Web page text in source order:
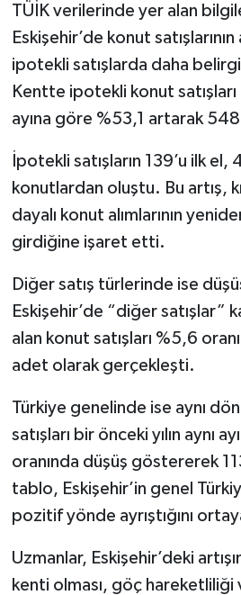
TÜİK verilerinde yer alan
Eskişehir’de konut
ipotekli satışlarda daha
Kentte ipotekli konut satışları
ayına göre %53,1 artarak
İpotekli satışların 139’u ilk el,
konutlardan oluştu. Bu artış,
dayalı konut alımlarının
girdiğine işaret etti.
Diğer satış türlerinde ise
Eskişehir’de “diğer satışlar”
alan konut satışları %5,6
adet olarak gerçekleşti.
Türkiye genelinde ise aynı
satışları bir önceki yılın aynı
oranında düşüş göstererek
tablo, Eskişehir’in genel
pozitif yönde ayrıştığını
Uzmanlar, Eskişehir’deki
kenti olması, göç hareketliliği